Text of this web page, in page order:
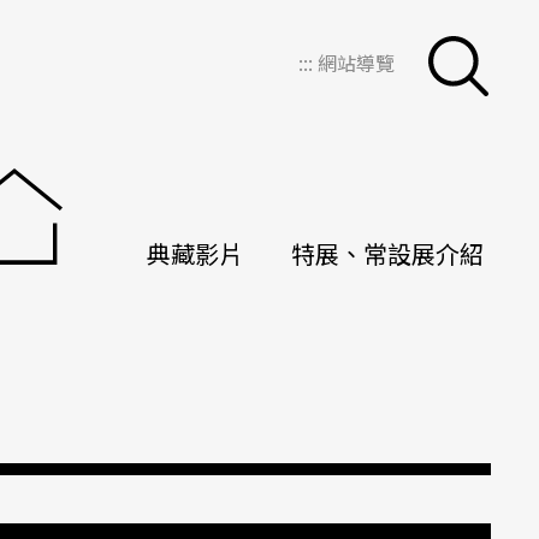
典藏影片 特展、常設展介紹
::: 網站導覽